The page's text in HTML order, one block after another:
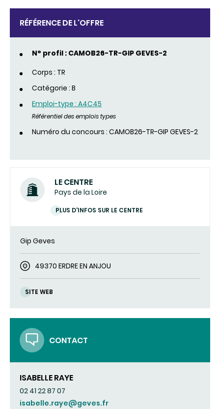
RÉFÉRENCE DE L'OFFRE
N° profil : CAMOB26-TR-GIP GEVES-2
Corps : TR
Catégorie : B
Emploi-type : A4C45
Référentiel des emplois types
Numéro du concours : CAMOB26-TR-GIP GEVES-2
LE CENTRE
Pays de la Loire
PLUS D'INFOS SUR LE CENTRE
Gip Geves
49370 ERDRE EN ANJOU
SITE WEB
CONTACT
ISABELLE RAYE
02 41 22 87 07
isabelle.raye@geves.fr